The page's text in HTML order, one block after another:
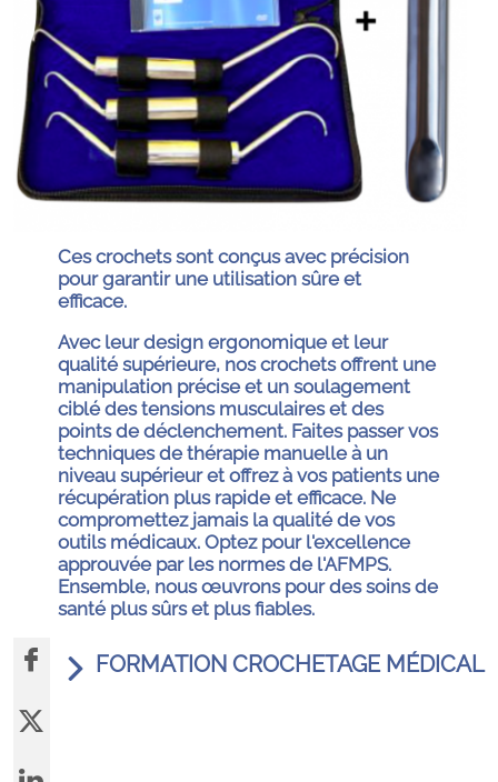
Ces crochets sont conçus avec précision
pour garantir une utilisation sûre et
efficace.
Avec leur design ergonomique et leur
qualité supérieure, nos crochets offrent une
manipulation précise et un soulagement
ciblé des tensions musculaires et des
points de déclenchement. Faites passer vos
techniques de thérapie manuelle à un
niveau supérieur et offrez à vos patients une
récupération plus rapide et efficace. Ne
compromettez jamais la qualité de vos
outils médicaux. Optez pour l'excellence
approuvée par les normes de l'AFMPS.
Ensemble, nous œuvrons pour des soins de
santé plus sûrs et plus fiables.
FORMATION CROCHETAGE MÉDICAL